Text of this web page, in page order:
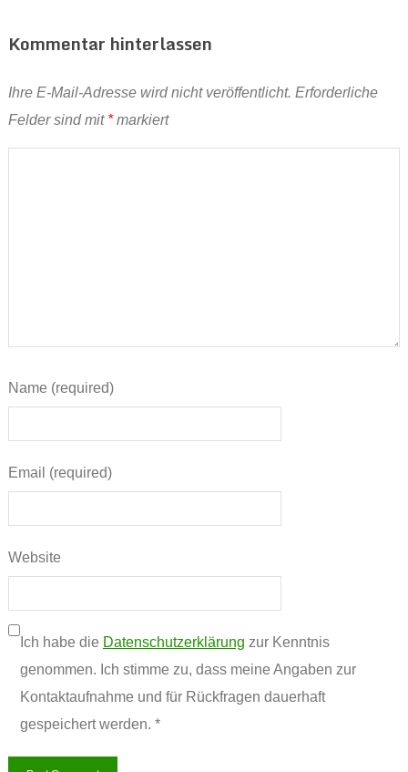
Kommentar hinterlassen
Ihre E-Mail-Adresse wird nicht veröffentlicht. Erforderliche
Felder sind mit *markiert
Name (required)
Email (required)
Website
Ich habe die Datenschutzerklärung zur Kenntnis
genommen. Ich stimme zu, dass meine Angaben zur
Kontaktaufnahme und für Rückfragen dauerhaft
gespeichert werden. *